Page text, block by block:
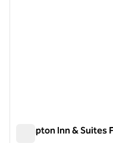
Hampton Inn &